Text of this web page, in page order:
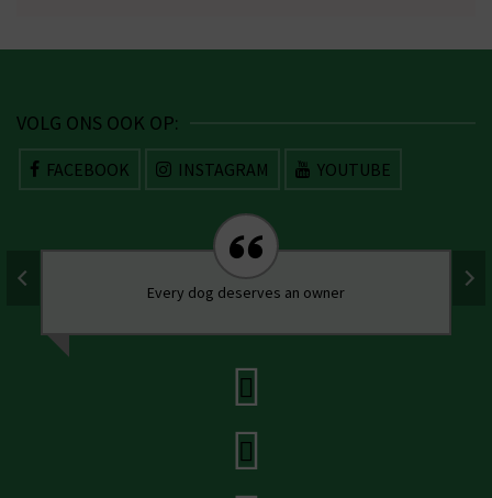
VOLG ONS OOK OP:
FACEBOOK INSTAGRAM YOUTUBE
Every dog deserves an owner